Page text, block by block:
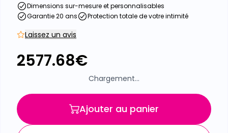
Dimensions sur-mesure et personnalisables
Garantie 20 ans
Protection totale de votre intimité
Laissez un avis
2577.68€
Chargement...
Ajouter au panier